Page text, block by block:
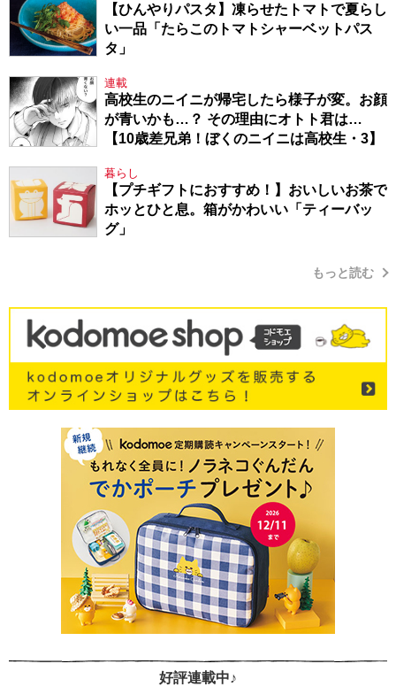
【ひんやりパスタ】凍らせたトマトで夏らし
い一品「たらこのトマトシャーベットパス
タ」
連載
高校生のニイニが帰宅したら様子が変。お顔
が青いかも…？ その理由にオトト君は…
【10歳差兄弟！ぼくのニイニは高校生・3】
暮らし
【プチギフトにおすすめ！】おいしいお茶で
ホッとひと息。箱がかわいい「ティーバッ
グ」
もっと読む
好評連載中♪